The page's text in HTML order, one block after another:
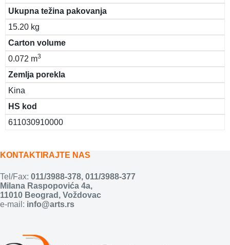
Ukupna težina pakovanja
15.20 kg
Carton volume
0.072 m3
Zemlja porekla
Kina
HS kod
611030910000
KONTAKTIRAJTE NAS
Tel/Fax: 011/3988-378, 011/3988-377
Milana Raspopovića 4a,
11010 Beograd, Voždovac
e-mail: info@arts.rs